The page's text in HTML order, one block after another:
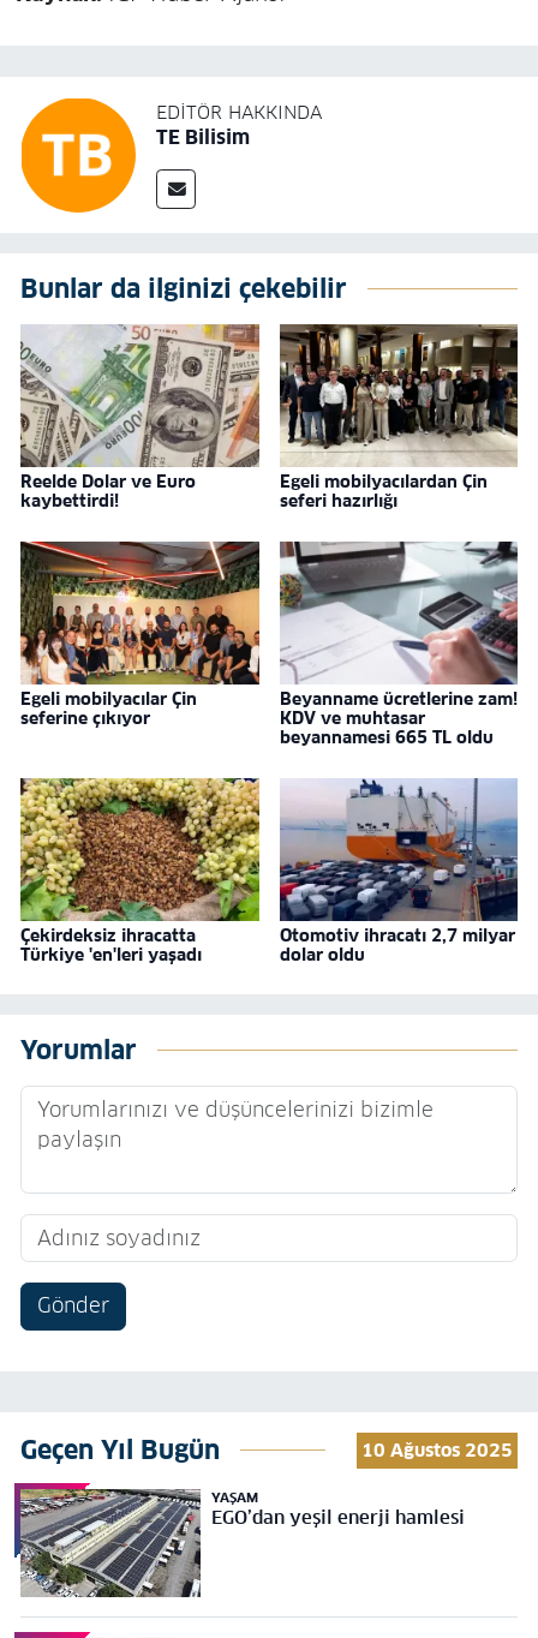
EDITÖR HAKKINDA
TE Bilisim
Bunlar da ilginizi çekebilir
Reelde Dolar ve Euro
kaybettirdi!
Egeli mobilyacılardan Çin
seferi hazırlığı
Egeli mobilyacılar Çin
seferine çıkıyor
Beyanname ücretlerine zam!
KDV ve muhtasar
beyannamesi 665 TL oldu
Çekirdeksiz ihracatta
Türkiye 'en'leri yaşadı
Otomotiv ihracatı 2,7 milyar
dolar oldu
Yorumlar
Gönder
Geçen Yıl Bugün 10 Ağustos 2025
YAŞAM
EGO’dan yeşil enerji hamlesi